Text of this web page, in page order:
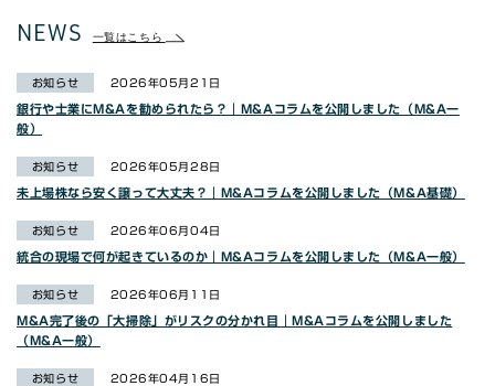
NEWS 一覧はこちら
お知らせ 2026年05月21日
銀行や士業にM&Aを勧められたら？｜M&Aコラムを公開しました（M&A一
般）
お知らせ 2026年05月28日
未上場株なら安く譲って大丈夫？｜M&Aコラムを公開しました（M&A基礎）
お知らせ 2026年06月04日
統合の現場で何が起きているのか｜M&Aコラムを公開しました（M&A一般）
お知らせ 2026年06月11日
M&A完了後の「大掃除」がリスクの分かれ目｜M&Aコラムを公開しました
（M&A一般）
お知らせ 2026年04月16日